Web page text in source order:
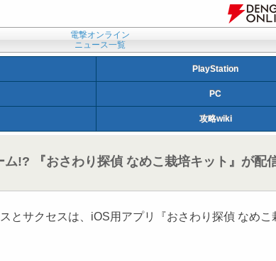
電撃オンライン
ニュース一覧
PlayStation
PC
攻略wiki
!? 『おさわり探偵 なめこ栽培キット』が配
とサクセスは、iOS用アプリ『おさわり探偵 なめ